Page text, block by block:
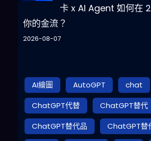
卡 x AI Agent 如何在
你的金流？
2026-08-07
AI繪圖 AutoGPT
chat
ChatGPT代替
ChatGPT替代
ChatGPT替代品
ChatGPT替